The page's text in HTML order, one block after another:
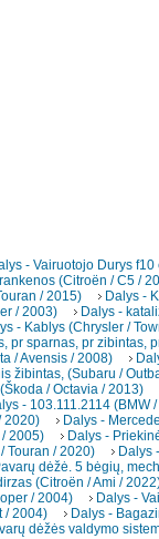
- Vairuotojo Durys
(Citroën / C5 /
/ 2015)
Dalys -
/ 2003)
Dalys -
- Kablys (Chrysler /
pr sparnas, pr zibintas,
/ Avensis / 2008)
žibintas, (Subaru /
/ Octavia / 2013)
- 103.111.2114 (BMW
2020)
Dalys -
/ 2005)
Dalys -
Touran / 2020)
Dalys
dėžė. 5 bėgių,
(Citroën / Ami /
/ 2004)
Dalys -
/ 2004)
Dalys -
dėžės valdymo